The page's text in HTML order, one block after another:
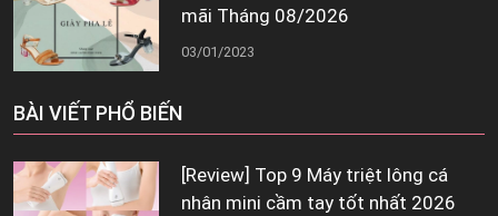
mãi Tháng 08/2026
03/01/2023
BÀI VIẾT PHỔ BIẾN
[Review] Top 9 Máy triệt lông cá
nhân mini cầm tay tốt nhất 2026